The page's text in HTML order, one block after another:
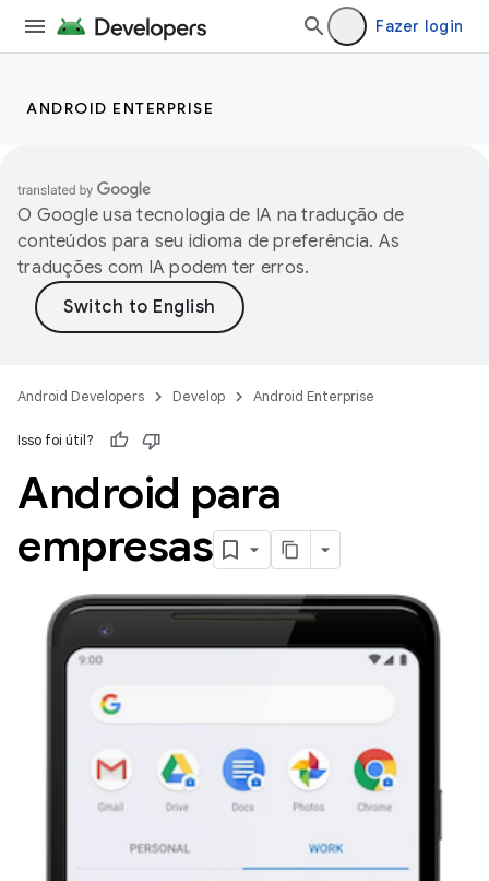
Fazer login
ANDROID ENTERPRISE
O Google usa tecnologia de IA na tradução de
conteúdos para seu idioma de preferência. As
traduções com IA podem ter erros.
Android Developers Develop Android Enterprise
Isso foi útil?
Android para
empresas